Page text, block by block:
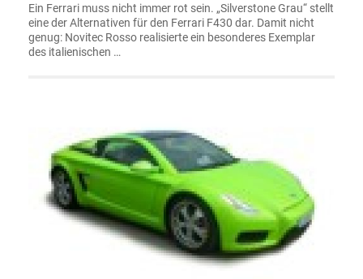
Ein Ferrari muss nicht immer rot sein. „Silverstone Grau“ stellt
eine der Alternativen für den Ferrari F430 dar. Damit nicht
genug: Novitec Rosso realisierte ein besonderes Exemplar
des italienischen …